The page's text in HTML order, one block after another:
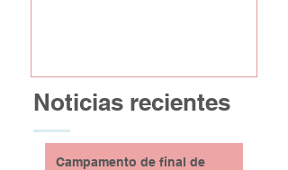
Noticias recientes
Campamento de final de